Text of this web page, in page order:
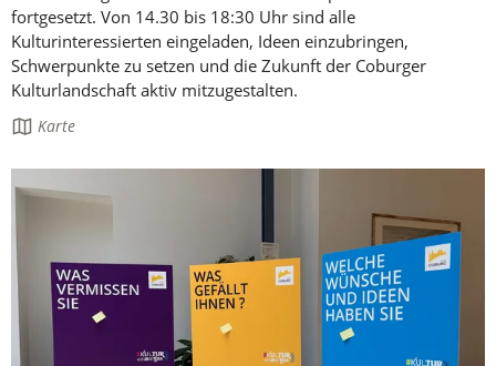
fortgesetzt. Von 14.30 bis 18:30 Uhr sind alle
Kulturinteressierten eingeladen, Ideen einzubringen,
Schwerpunkte zu setzen und die Zukunft der Coburger
Kulturlandschaft aktiv mitzugestalten.
Die
enthält:
Karte